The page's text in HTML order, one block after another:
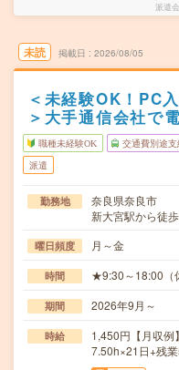
派遣
未読 掲載日 2026/08/05
＜未経験OK！PC
＞大手通信会社で
職種未経験OK 交通費別途支
派遣
勤務地
奈良県奈良市
新大宮駅から徒
曜日頻度 月～金
時間 ★9:30～18:00（
期間 2026年9月～
時給
1,450円【月収
7.50h×21日+残